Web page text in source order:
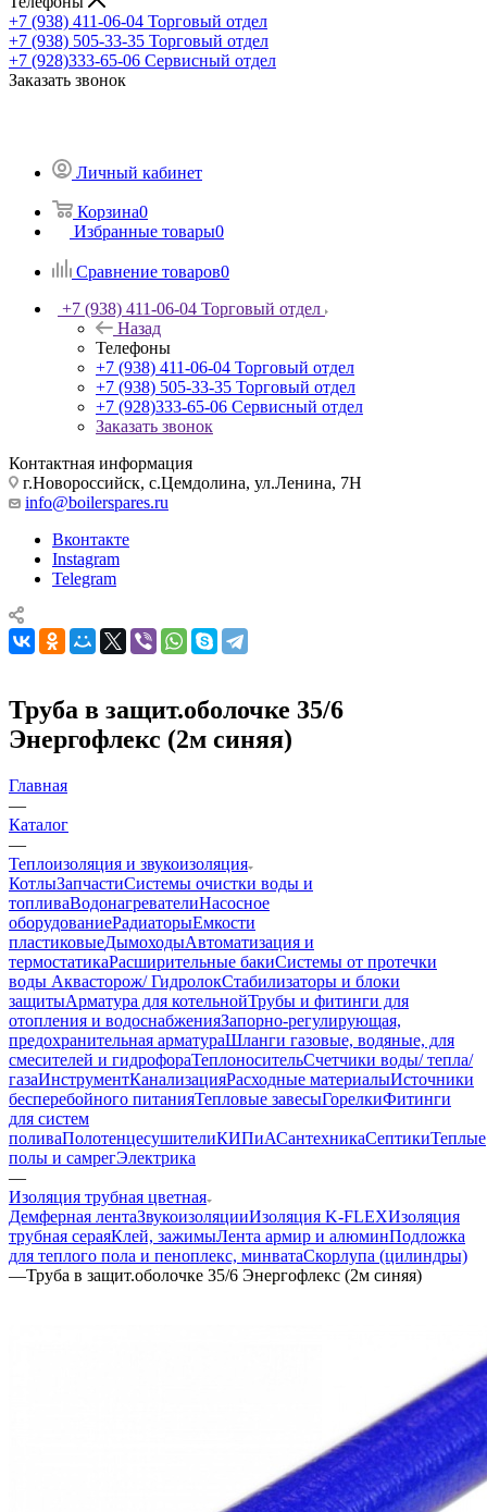
+7 (938) 411-06-04 Торговый отдел
+7 (938) 505-33-35 Торговый отдел
+7 (928)333-65-06 Сервисный отдел
Заказать звонок
Личный кабинет
Корзина0
Избранные товары0
Сравнение товаров0
+7 (938) 411-06-04 Торговый отдел
Назад
Телефоны
+7 (938) 411-06-04 Торговый отдел
+7 (938) 505-33-35 Торговый отдел
+7 (928)333-65-06 Сервисный отдел
Заказать звонок
Контактная информация
г.Новороссийск, с.Цемдолина, ул.Ленина, 7Н
info@boilerspares.ru
Вконтакте
Instagram
Telegram
Труба в защит.оболочке 35/6
Энергофлекс (2м синяя)
Главная
—
Каталог
—
Теплоизоляция и звукоизоляция
КотлыЗапчастиСистемы очистки воды и
топливаВодонагревателиНасосное
оборудованиеРадиаторыЕмкости
пластиковыеДымоходыАвтоматизация и
термостатикаРасширительные бакиСистемы от протечки
воды Аквасторож/ ГидролокСтабилизаторы и блоки
защитыАрматура для котельнойТрубы и фитинги для
отопления и водоснабженияЗапорно-регулирующая,
предохранительная арматураШланги газовые, водяные, для
смесителей и гидрофораТеплоносительСчетчики воды/ тепла/
газаИнструментКанализацияРасходные материалыИсточники
бесперебойного питанияТепловые завесыГорелкиФитинги
для систем
поливаПолотенцесушителиКИПиАСантехникаСептикиТеплые
полы и самрегЭлектрика
—
Изоляция трубная цветная
Демферная лентаЗвукоизоляцииИзоляция K-FLEXИзоляция
трубная сераяКлей, зажимыЛента армир и алюминПодложка
для теплого пола и пеноплекс, минватаСкорлупа (цилиндры)
—Труба в защит.оболочке 35/6 Энергофлекс (2м синяя)